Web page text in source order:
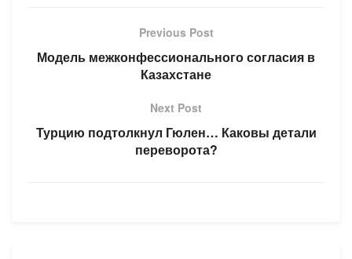
Previous Post
Модель межконфессионального согласия в
Казахстане
Next Post
Турцию подтолкнул Гюлен… Каковы детали
переворота?